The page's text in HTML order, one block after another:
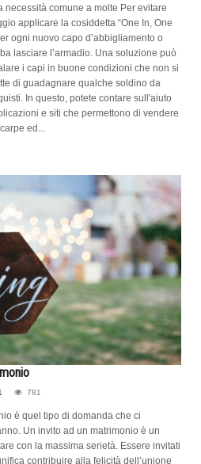
necessità comune a molte Per evitare
applicare la cosiddetta “One In, One
ogni nuovo capo d’abbigliamento o
lasciare l’armadio. Una soluzione può
i capi in buone condizioni che non si
di guadagnare qualche soldino da
In questo, potete contare sull'aiuto
e siti che permettono di vendere
ed...
781
è quel tipo di domanda che ci
Un invito ad un matrimonio è un
con la massima serietà. Essere invitati
contribuire alla felicità dell’unione